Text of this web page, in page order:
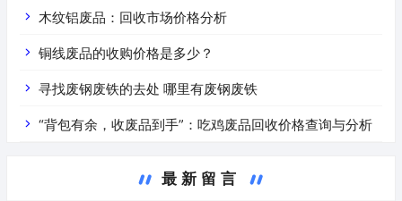
价是什么
木纹铝废品：回收市场价格分析
铜线废品的收购价格是多少？
寻找废钢废铁的去处 哪里有废钢废铁
“背包有余，收废品到手”：吃鸡废品回收价格查询与分析
最新留言